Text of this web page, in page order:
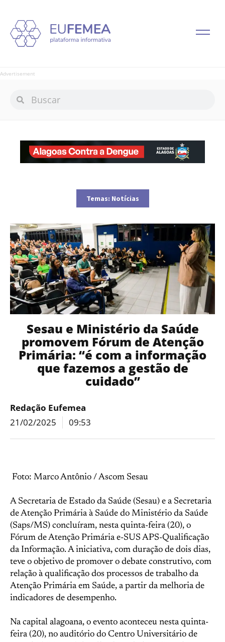
Advertisement
Temas: Notícias
Sesau e Ministério da Saúde
promovem Fórum de Atenção
Primária: “é com a informação
que fazemos a gestão de
cuidado”
Redação Eufemea
21/02/2025
09:53
Foto: Marco Antônio / Ascom Sesau
A Secretaria de Estado da Saúde (Sesau) e a Secretaria
de Atenção Primária à Saúde do Ministério da Saúde
(Saps/MS) concluíram, nesta quinta-feira (20), o
Fórum de Atenção Primária e-SUS APS-Qualificação
da Informação. A iniciativa, com duração de dois dias,
teve o objetivo de promover o debate construtivo, com
relação à qualificação dos processos de trabalho da
Atenção Primária em Saúde, a partir da melhoria de
indicadores de desempenho.
Na capital alagoana, o evento aconteceu nesta quinta-
feira (20), no auditório do Centro Universitário de